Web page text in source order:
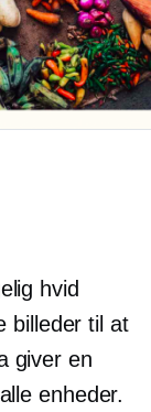
hvid
billeder til at
giver en
enheder.